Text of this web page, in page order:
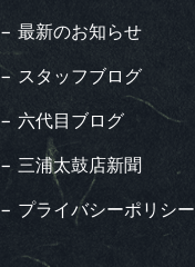
− 最新のお知らせ
− スタッフブログ
− 六代目ブログ
− 三浦太鼓店新聞
− プライバシーポリシー